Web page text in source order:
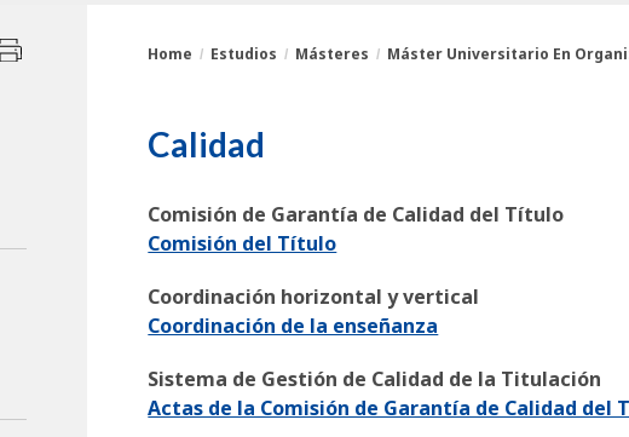
are
Home Estudios Másteres Máster Universitario En
Calidad
Comisión de Garantía de Calidad del Título
Comisión del Título
Coordinación horizontal y vertical
Coordinación de la enseñanza
Sistema de Gestión de Calidad de la Titulación
Actas de la Comisión de Garantía de Calidad del